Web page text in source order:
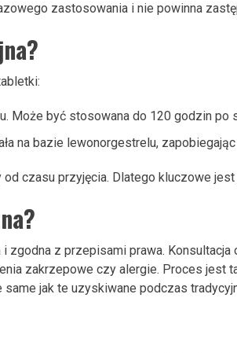
zastosowania i nie powinna
Może być stosowana do 120 godzin po
na bazie lewonorgestrelu, zapobiegając
czasu przyjęcia. Dlatego kluczowe
zgodna z przepisami prawa.
zakrzepowe czy alergie. Proces jest
jak te uzyskiwane podczas